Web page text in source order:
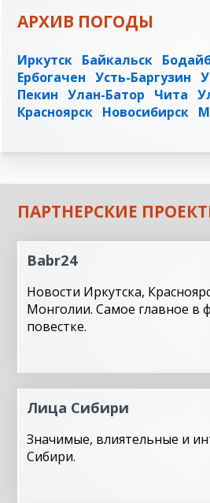
АРХИВ ПОГОДЫ
Иркутск Байкальск
Ербогачен Усть-Баргузин
Пекин Улан-Батор Чита
Красноярск Новосибирск
ПАРТНЕРСКИЕ
Babr24
Новости Иркутска,
Монголии. Самое главное в
повестке.
Лица Сибири
Значимые, влиятельные и
Сибири.